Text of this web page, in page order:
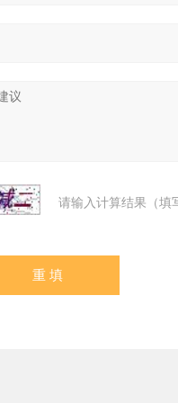
请输入计算结果（填